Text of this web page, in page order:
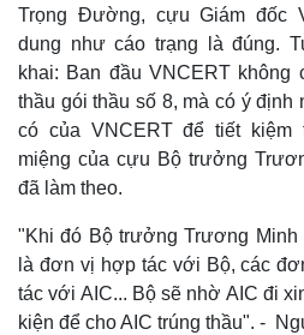
Trọng Đường, cựu Giám đốc
dung như cáo trạng là đúng.
khai: Ban đầu VNCERT không
thầu gói thầu số 8, mà có ý định
có của VNCERT để tiết
miệng của cựu Bộ trưởng
đã làm theo.
"Khi đó Bộ trưởng Trương Minh
là đơn vị hợp tác với Bộ, các
tác với AIC... Bộ sẽ nhờ AIC đi
kiện để cho AIC trúng thầu". -